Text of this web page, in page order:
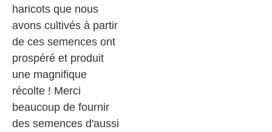
haricots que nous
avons cultivés à partir
de ces semences ont
prospéré et produit
une magnifique
récolte ! Merci
beaucoup de fournir
des semences d'aussi